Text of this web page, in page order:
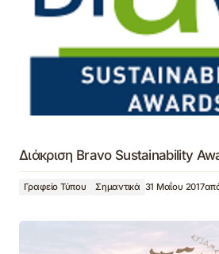
Διάκριση Bravo Sustainability
Γραφείο Τύπου Σημαντικά 31 Μαΐου 2017